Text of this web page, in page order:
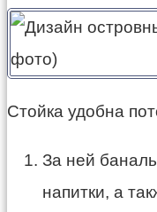
Стойка удобна
За ней
напитки, а